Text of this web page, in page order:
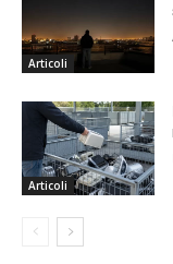
Articoli
Articoli